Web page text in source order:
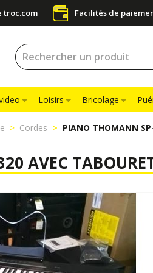
troc.com Facilités de
Loisirs Bricolage
Cordes PIANO THOMANN
AVEC